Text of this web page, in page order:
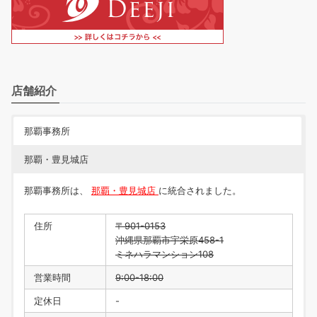
店舗紹介
那覇事務所
那覇・豊見城店
那覇事務所は、 那覇・豊見城店 に統合されました。
住所
〒901-0153
沖縄県那覇市宇栄原458-1
ミネハラマンション108
営業時間 9:00-18:00
定休日 -